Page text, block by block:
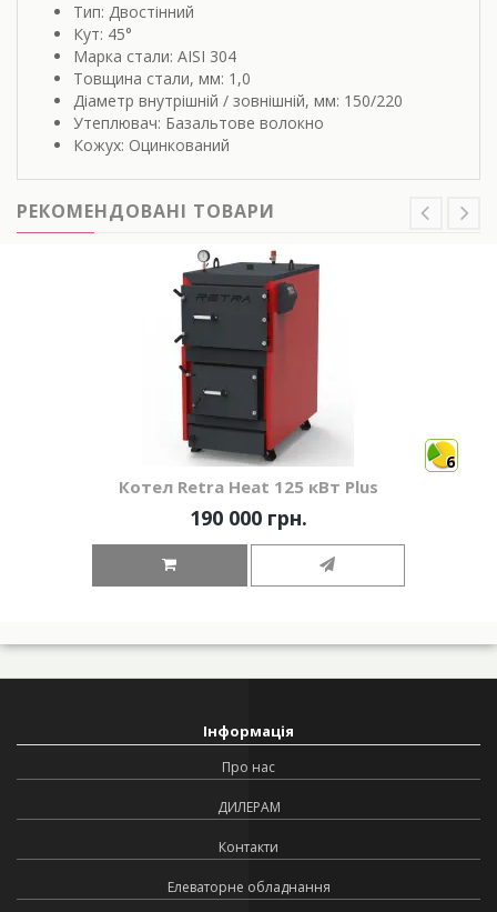
Тип: Двостінний
Кут: 45°
Марка стали: AISI 304
Товщина стали, мм: 1,0
Діаметр внутрішній / зовнішній, мм: 150/220
Утеплювач: Базальтове волокно
Кожух: Оцинкований
РЕКОМЕНДОВАНІ ТОВАРИ
6
Котел Retra Heat 125 кВт Plus
190 000 грн.
Інформація
Про нас
ДИЛЕРАМ
Контакти
Елеваторне обладнання